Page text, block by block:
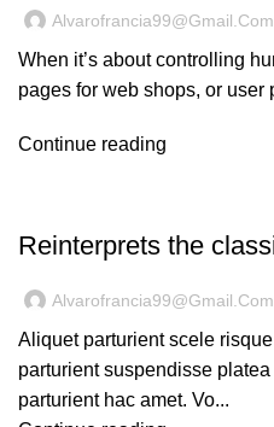
Alvarofrancia99@gmail.com
When it’s about controlling
pages for web shops, or user
Continue reading
Reinterprets the
Alvarofrancia99@gmail.com
Aliquet parturient scele
parturient suspendisse
parturient hac amet. Vo...